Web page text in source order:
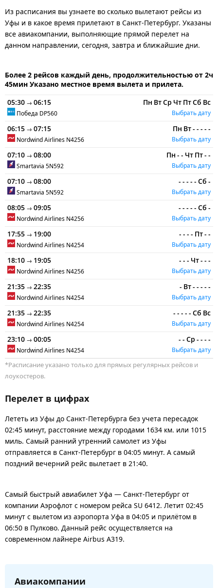
Из расписания вы узнаете во сколько вылетают рейсы из
Уфы и в какое время прилетают в Санкт-Петербург. Указаны
все авиакомпании, выполняющие прямой перелет на
данном направлении, сегодня, завтра и ближайшие дни.
Более 2 рейсов каждый день, продолжительностью от 2ч
45мин Указано местное время вылета и прилета.
05:30 → 06:15
Победа DP560
Пн ВтСр Чт ПтСб Вс
Выбрать дату
06:15 → 07:15
Nordwind Airlines N4256
Пн Вт- - - - -
Выбрать дату
07:10 → 08:00
Smartavia 5N592
Пн - - Чт Пт- -
Выбрать дату
07:10 → 08:00
Smartavia 5N592
- - - - - Сб -
Выбрать дату
08:05 → 09:05
Nordwind Airlines N4256
- - - - - Сб -
Выбрать дату
17:55 → 19:00
Nordwind Airlines N4254
- - - - Пт- -
Выбрать дату
18:10 → 19:05
Nordwind Airlines N4256
- - - Чт- - -
Выбрать дату
21:35 → 22:35
Nordwind Airlines N4254
- Вт- - - - -
Выбрать дату
21:35 → 22:35
Nordwind Airlines N4254
- - - - - Сб Вс
Выбрать дату
23:10 → 00:05
Nordwind Airlines N4254
- - Ср - - - -
Выбрать дату
*Расписание указано только для прямых регулярных рейсов и
лоукостеров.
Перелет в цифрах
Лететь из Уфы до Санкт-Петербурга без учета пересадок
02:45 минут, расстояние между городами 1634 км. или 1015
миль. Самый ранний утренний самолет из Уфы
отправляется в Санкт-Петербург в 04:05 минут. А самый
поздний вечерний рейс вылетает в 21:40.
Самый быстрый авиабилет Уфа — Санкт-Петербург от
компании Аэрофлот с номером рейса SU 6412. Летит 02:45
минут с вылетом из аэропорта Уфа в 04:05 и прилётом в
06:50 в Пулково. Данный рейс осуществляется на
современном лайнере Airbus A319.
Авиакомпании